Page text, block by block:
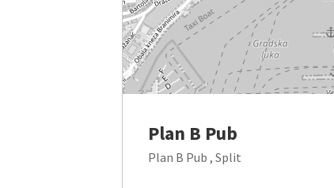
Plan B Pub
Plan B Pub , Split